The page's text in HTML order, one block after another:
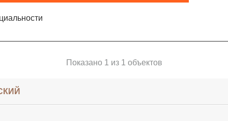
Показано 1 из 1 объектов